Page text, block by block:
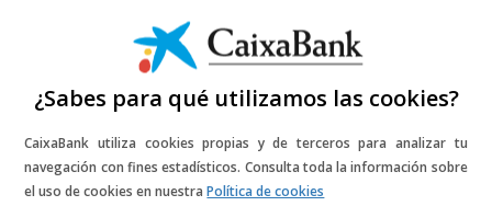
¿Sabes para qué utilizamos las cookies?
CaixaBank utiliza cookies propias y de terceros para analizar tu
navegación con fines estadísticos. Consulta toda la información sobre
el uso de cookies en nuestraPolítica de cookies
Music Sports
Culture Más